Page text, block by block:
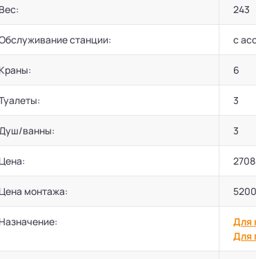
Вес: 243
станции: с
Краны: 6
3
ванны: 3
Цена:
Цена монтажа:
Назначение: Для
Для